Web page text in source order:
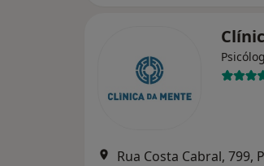
Rua Costa Cabral, 799,